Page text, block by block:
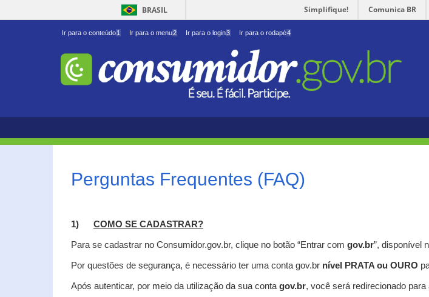
BRASIL Simplifique! Comunica BR
Ir para o conteúdo1 Ir para o menu2 Ir para o login3 Ir para o rodapé4
Perguntas Frequentes (FAQ)
1) COMO SE CADASTRAR?
Para se cadastrar no Consumidor.gov.br, clique no botão “Entrar com gov.br”, disponível
Por questões de segurança, é necessário ter uma conta gov.br nível PRATA ou OURO
Após autenticar, por meio da utilização da sua conta gov.br, você será redirecionado